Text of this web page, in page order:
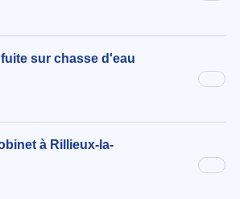
sur chasse d'eau
à Rillieux-la-